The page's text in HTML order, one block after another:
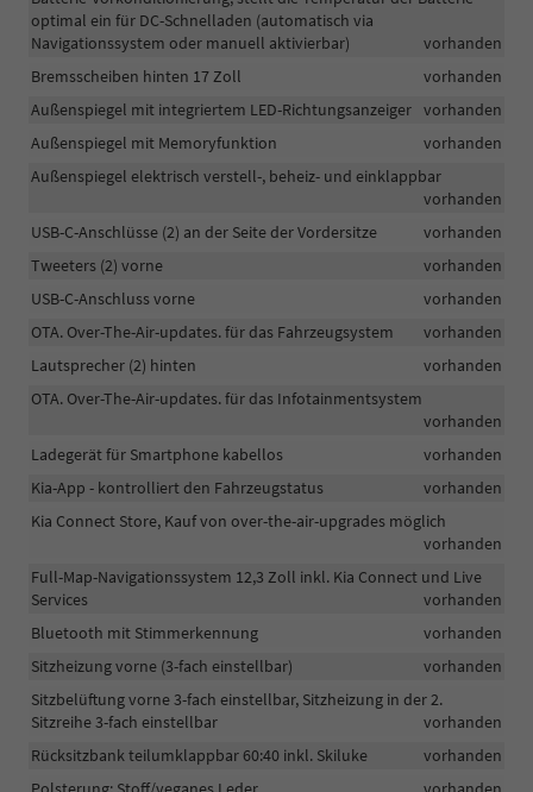
optimal ein für DC-Schnelladen (automatisch via
Navigationssystem oder manuell aktivierbar)
vorhanden
Bremsscheiben hinten 17 Zoll
vorhanden
Außenspiegel mit integriertem LED-Richtungsanzeiger vorhanden
Außenspiegel mit Memoryfunktion
vorhanden
Außenspiegel elektrisch verstell-, beheiz- und einklappbar
vorhanden
USB-C-Anschlüsse (2) an der Seite der Vordersitze
vorhanden
Tweeters (2) vorne
vorhanden
USB-C-Anschluss vorne
vorhanden
OTA. Over-The-Air-updates. für das Fahrzeugsystem
vorhanden
Lautsprecher (2) hinten
vorhanden
OTA. Over-The-Air-updates. für das Infotainmentsystem
vorhanden
Ladegerät für Smartphone kabellos
vorhanden
Kia-App - kontrolliert den Fahrzeugstatus
vorhanden
Kia Connect Store, Kauf von over-the-air-upgrades möglich
vorhanden
Full-Map-Navigationssystem 12,3 Zoll inkl. Kia Connect und Live
Services
vorhanden
Bluetooth mit Stimmerkennung
vorhanden
Sitzheizung vorne (3-fach einstellbar)
vorhanden
Sitzbelüftung vorne 3-fach einstellbar, Sitzheizung in der 2.
Sitzreihe 3-fach einstellbar
vorhanden
Rücksitzbank teilumklappbar 60:40 inkl. Skiluke
vorhanden